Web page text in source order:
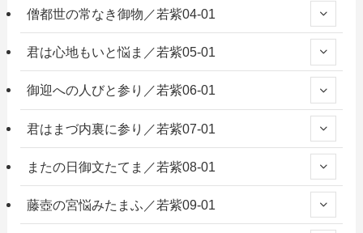
僧都世の常なき御物／若紫04-01
君は心地もいと悩ま／若紫05-01
御迎への人びと参り／若紫06-01
君はまづ内裏に参り／若紫07-01
またの日御文たてま／若紫08-01
藤壺の宮悩みたまふ／若紫09-01